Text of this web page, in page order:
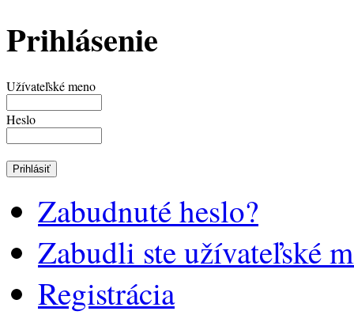
Prihlásenie
Užívateľské meno
Heslo
Zabudnuté heslo?
Zabudli ste užívateľské
Registrácia